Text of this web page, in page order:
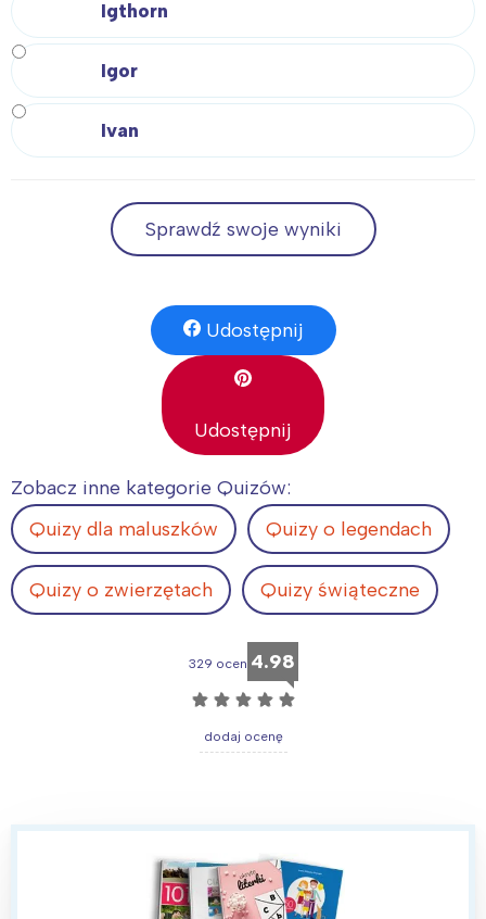
Igthorn
Igor
Ivan
Sprawdź swoje wyniki
Udostępnij
Udostępnij
Zobacz inne kategorie Quizów:
Quizy dla maluszków
Quizy o legendach
Quizy o zwierzętach Quizy świąteczne
329 ocen 4.98
☆ ☆ ☆ ☆ ☆
dodaj ocenę